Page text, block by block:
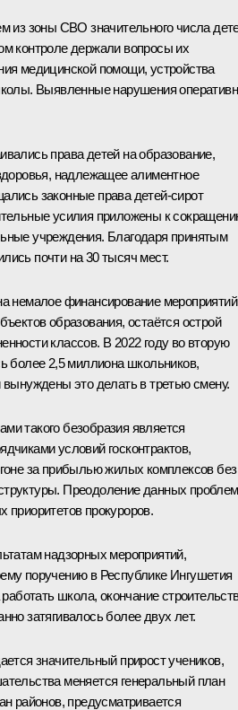
из зоны СВО значительного числа
контроле держали вопросы их
медицинской помощи, устройства
Выявленные нарушения
права детей на образование,
надлежащее алиментное
законные права детей-сирот
усилия приложены к
учреждения. Благодаря принятым
почти на 30 тысяч мест.
немалое финансирование мероприятий
образования, остаётся острой
классов. В 2022 году во вторую
более 2,5 миллиона школьников,
это делать в третью смену.
такого безобразия является
условий госконтрактов,
за прибылью жилых комплексов без
Преодоление данных
приоритетов прокуроров.
надзорных мероприятий,
поручению в Республике Ингушетия
школа, окончание
затягивалось более двух лет.
значительный прирост учеников,
меняется генеральный план
районов, предусматривается